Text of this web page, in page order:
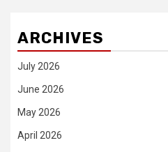
ARCHIVES
July 2026
June 2026
May 2026
April 2026